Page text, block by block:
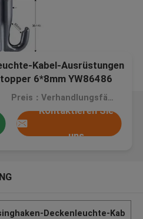
Kabel-Ausrüstungen
6*8mm YW86486
Preis：Verhandlungsfähig
Kontaktieren Sie
uns
Deckenleuchte-Kab